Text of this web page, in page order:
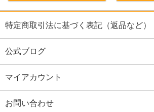
特定商取引法に基づく表記（返品など）
公式ブログ
マイアカウント
お問い合わせ